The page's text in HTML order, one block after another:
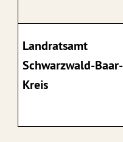
Landratsamt
Schwarzwald-Baar-
Kreis